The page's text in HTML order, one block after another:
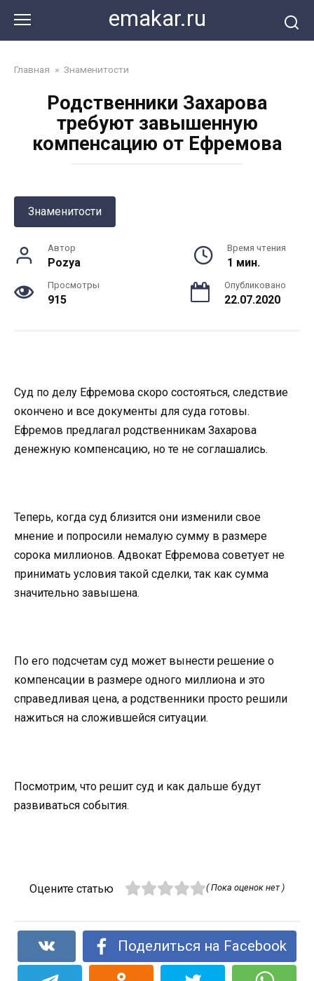
контенту
emakar.ru
Главная » Знаменитости
Родственники Захарова
требуют завышенную
компенсацию от Ефремова
Знаменитости
Автор
Pozya
Время чтения
1 мин.
Просмотры
915
Опубликовано
22.07.2020
Суд по делу Ефремова скоро состояться, следствие
окончено и все документы для суда готовы.
Ефремов предлагал родственникам Захарова
денежную компенсацию, но те не соглашались.
Теперь, когда суд близится они изменили свое
мнение и попросили немалую сумму в размере
сорока миллионов. Адвокат Ефремова советует не
принимать условия такой сделки, так как сумма
значительно завышена.
По его подсчетам суд может вынести решение о
компенсации в размере одного миллиона и это
справедливая цена, а родственники просто решили
нажиться на сложившейся ситуации.
Посмотрим, что решит суд и как дальше будут
развиваться события.
Оцените статью ( Пока оценок нет )
Поделиться на Facebook